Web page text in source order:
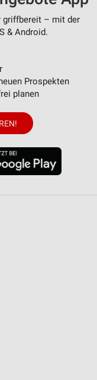
griffbereit – mit der
& Android.
Prospekten
planen